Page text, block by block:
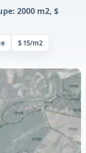
2000 m2, $
$ 15/m2